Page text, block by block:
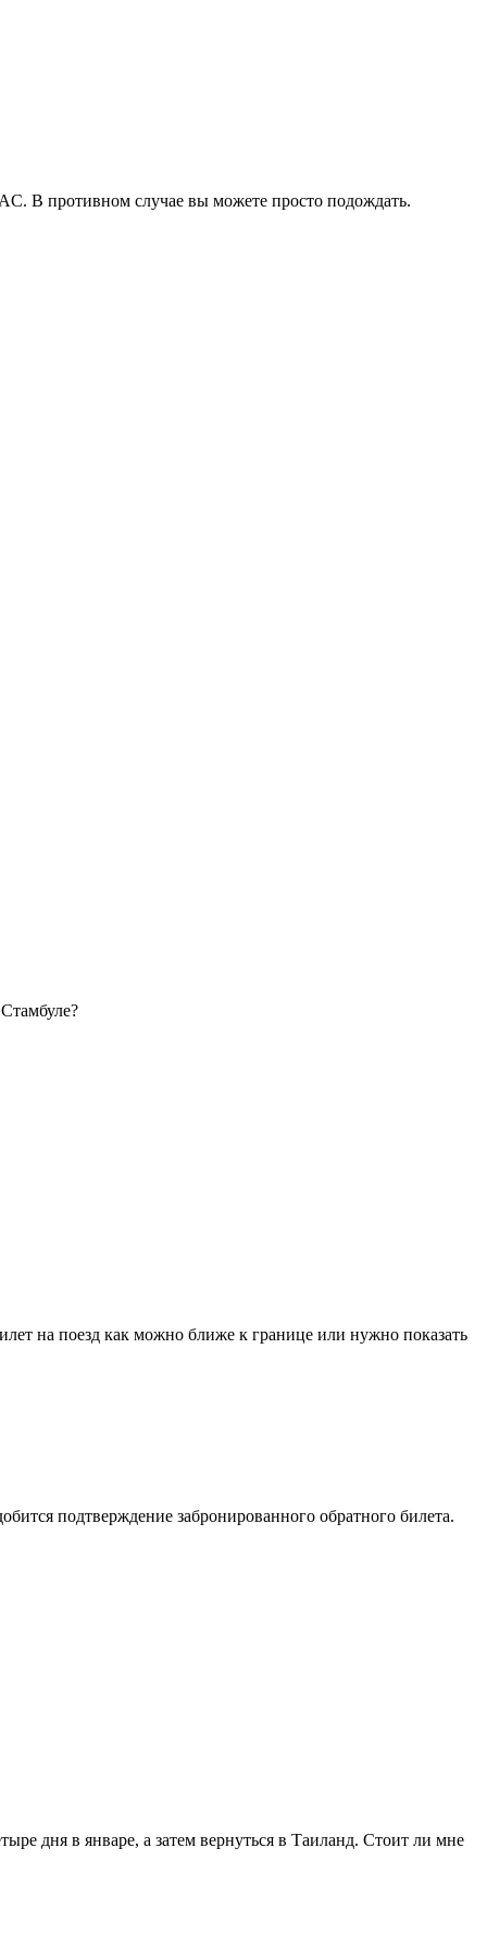
В противном случае вы можете просто подождать.
на поезд как можно ближе к границе или нужно показать
подтверждение забронированного обратного билета.
дня в январе, а затем вернуться в Таиланд. Стоит ли мне